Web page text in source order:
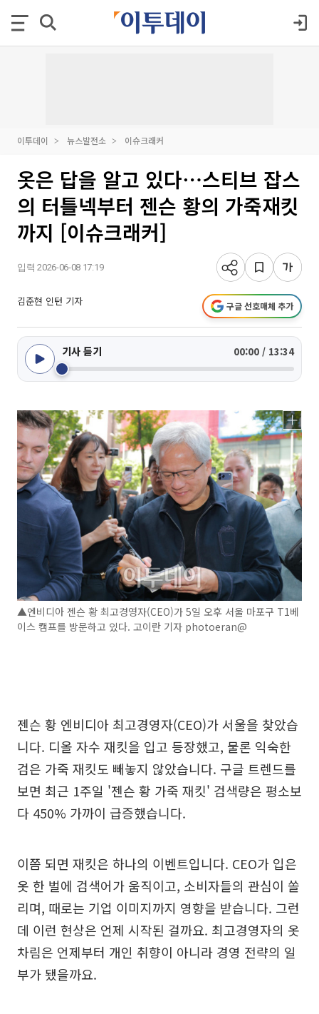
이투데이 뉴스발전소 이슈크래커
옷은 답을 알고 있다⋯스티브 잡스
의 터틀넥부터 젠슨 황의 가죽재킷
까지 [이슈크래커]
입력 2026-06-08 17:19
김준현 인턴 기자 구글 선호매체 추가
기사 듣기 00:00 / 13:34
▲엔비디아 젠슨 황 최고경영자(CEO)가 5일 오후 서울 마포구 T1베
이스 캠프를 방문하고 있다. 고이란 기자 photoeran@
젠슨 황 엔비디아 최고경영자(CEO)가 서울을 찾았습
니다. 디올 자수 재킷을 입고 등장했고, 물론 익숙한
검은 가죽 재킷도 빼놓지 않았습니다. 구글 트렌드를
보면 최근 1주일 '젠슨 황 가죽 재킷' 검색량은 평소보
다 450% 가까이 급증했습니다.
이쯤 되면 재킷은 하나의 이벤트입니다. CEO가 입은
옷 한 벌에 검색어가 움직이고, 소비자들의 관심이 쏠
리며, 때로는 기업 이미지까지 영향을 받습니다. 그런
데 이런 현상은 언제 시작된 걸까요. 최고경영자의 옷
차림은 언제부터 개인 취향이 아니라 경영 전략의 일
부가 됐을까요.